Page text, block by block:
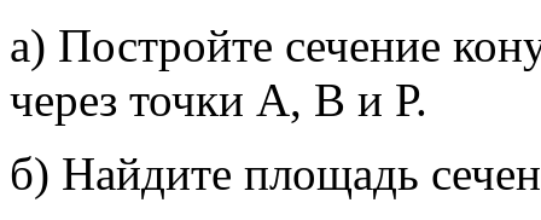
а) Постройте сечение
через точки А, В и Р.
б) Найдите площадь